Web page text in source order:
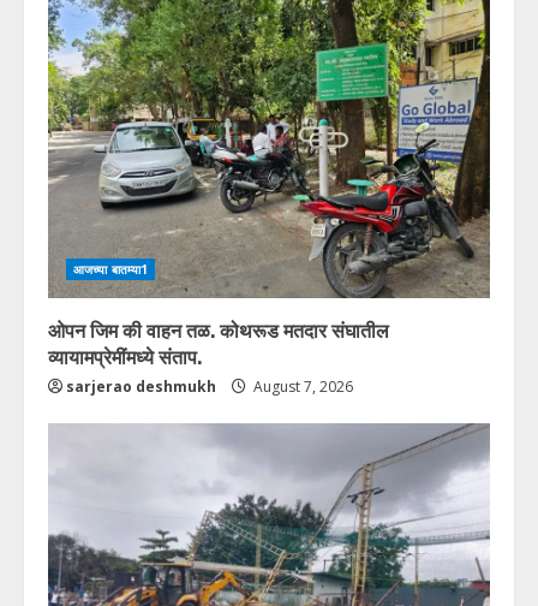
आजच्या बातम्या1
ओपन जिम की वाहन तळ. कोथरूड मतदार संघातील
व्यायामप्रेमींमध्ये संताप.
sarjerao deshmukh August 7, 2026